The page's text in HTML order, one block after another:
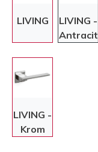
LIVING
LIVING -
Antracit
LIVING -
Krom